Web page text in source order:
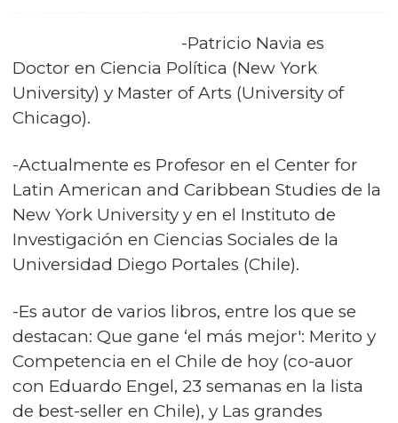
-Patricio Navia es
Doctor en Ciencia Política (New York
University) y Master of Arts (University of
Chicago).
-Actualmente es Profesor en el Center for
Latin American and Caribbean Studies de la
New York University y en el Instituto de
Investigación en Ciencias Sociales de la
Universidad Diego Portales (Chile).
-Es autor de varios libros, entre los que se
destacan: Que gane ‘el más mejor': Merito y
Competencia en el Chile de hoy (co-auor
con Eduardo Engel, 23 semanas en la lista
de best-seller en Chile), y Las grandes